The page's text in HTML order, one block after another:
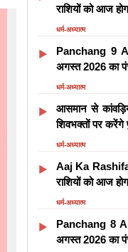
राशियों को आज
धर्म-अध्यात्म
Panchang 9
अगस्त 2026 का
धर्म-अध्यात्म
आसमान से
शिवभक्तों पर करेंगे
धर्म-अध्यात्म
Aaj Ka
राशियों को आज
धर्म-अध्यात्म
Panchang 8
अगस्त 2026 का